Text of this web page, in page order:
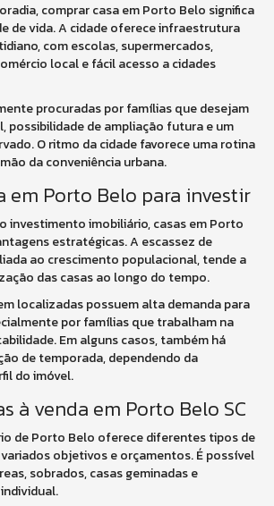
comprar casa em Porto Belo significa
de vida. A cidade oferece infraestrutura
com escolas, supermercados,
local e fácil acesso a cidades
procuradas por famílias que desejam
possibilidade de ampliação futura e um
O ritmo da cidade favorece uma rotina
da conveniência urbana.
em Porto Belo para investir
investimento imobiliário, casas em Porto
estratégicas. A escassez de
ao crescimento populacional, tende a
das casas ao longo do tempo.
localizadas possuem alta demanda para
por famílias que trabalham na
Em alguns casos, também há
de temporada, dependendo da
do imóvel.
à venda em Porto Belo SC
de Porto Belo oferece diferentes tipos de
objetivos e orçamentos. É possível
sobrados, casas geminadas e